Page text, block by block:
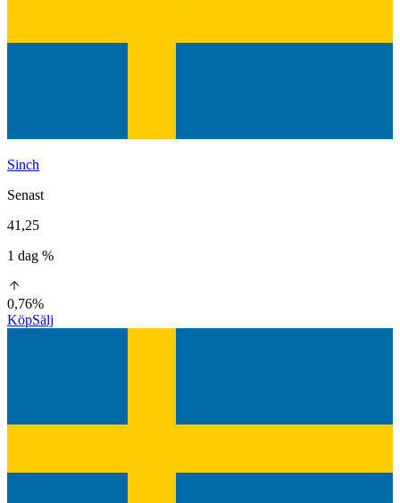
Sinch
Senast
41,25
1 dag %
0,76%
KöpSälj